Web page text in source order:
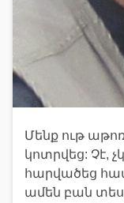
Մենք ութ
կոտրվեց: Չէ,
հարվածեց
ամեն բան